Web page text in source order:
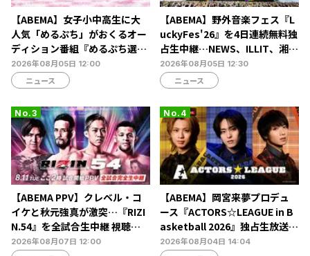
【ABEMA】女子小中高生に大
人気「めるぷち」がおくるオー
ディション番組『めるぷち選抜
決定戦2026』の生配信が決定
2026年08月05日 12:00
ニュース
【ABEMA】野外音楽フェス『L
uckyFes'26』を4日連続無料独
占生中継…NEWS、ILLIT、湘南
乃風ら60組以上が集結
2026年08月05日 12:30
ニュース
【ABEMA PPV】クレベル・コ
イケと秋元強真が激突…『RIZI
N.54』を全試合生中継 視聴チ
ケット販売中
2026年08月07日 12:00
【ABEMA】岡宮来夢プロデュ
ース『ACTORS☆LEAGUE in B
asketball 2026』独占生放送決
定…北村諒、糸川耀士郎、長妻
2026年08月04日 14:04